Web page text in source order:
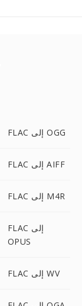
FLAC إلى OGG
FLAC إلى AIFF
FLAC إلى M4R
FLAC إلى
OPUS
FLAC إلى WV